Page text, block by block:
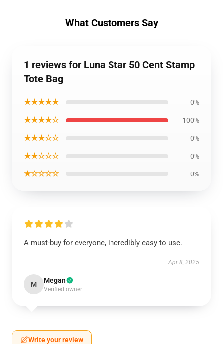
What Customers Say
1 reviews for Luna Star 50 Cent Stamp
Tote Bag
★★★★★ 0%
★★★★☆ 100%
★★★☆☆ 0%
★★☆☆☆ 0%
★☆☆☆☆ 0%
A must-buy for everyone, incredibly easy to use.
Apr 8, 2025
M Megan
Verified owner
Write your review